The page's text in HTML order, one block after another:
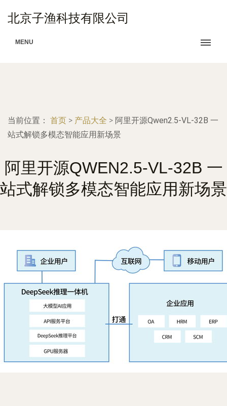
北京子渔科技有限公司
MENU
当前位置： 首页 > 产品大全 > 阿里开源Qwen2.5-VL-32B 一
站式解锁多模态智能应用新场景
阿里开源QWEN2.5-VL-32B 一
站式解锁多模态智能应用新场景